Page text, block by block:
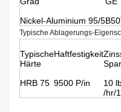
Nickel-Aluminium 95/5
Typische Ablagerungs-
Typische
Härte
Haftfestigkeit
HRB 75 9500 P/in
10
/hr/